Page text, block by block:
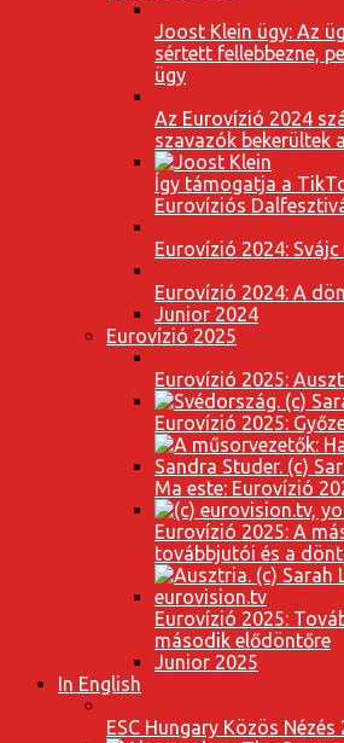
Joost Klein ügy: Az
sértett fellebbezne,
ügy
Az Eurovízió 2024
szavazók bekerültek
Így támogatja a
Eurovíziós
Eurovízió 2024: Svájc
Eurovízió 2024: A
Junior 2024
Eurovízió 2025
Eurovízió 2025:
Eurovízió 2025:
Ma este: Eurovízió
Eurovízió 2025: A
továbbjutói és a
Eurovízió 2025:
második elődöntőre
Junior 2025
In English
ESC Hungary Közös Nézés